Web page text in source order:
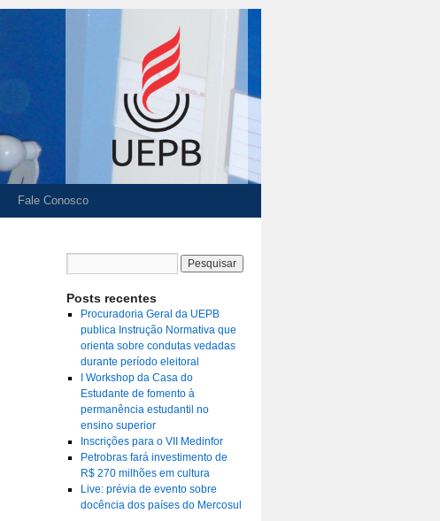
Fale Conosco
Posts recentes
Procuradoria Geral da UEPB
publica Instrução Normativa que
orienta sobre condutas vedadas
durante período eleitoral
I Workshop da Casa do
Estudante de fomento à
permanência estudantil no
ensino superior
Inscrições para o VII Medinfor
Petrobras fará investimento de
R$ 270 milhões em cultura
Live: prévia de evento sobre
docência dos países do Mercosul